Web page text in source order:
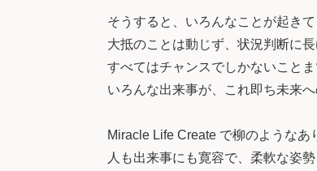
そうすると、いろんなことが起きて
大抵のことは動じず、状況判断に
すべてはチャンスでしかないこと
いろんな出来事が、これ即ち未来
Miracle Life Create で柳のようなあ
人も出来事にも寛容で、柔軟な姿